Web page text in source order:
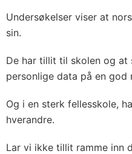
Undersøkelser viser at
sin.
De har tillit til skolen og at
personlige data på en god
Og i en sterk fellesskole,
hverandre.
Lar vi ikke tillit ramme inn